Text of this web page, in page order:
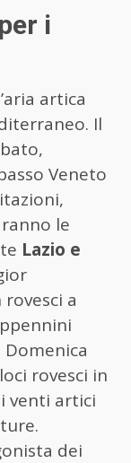
i
artica
Il
Veneto
le
Lazio e
a
rovesci in
venti artici
dei